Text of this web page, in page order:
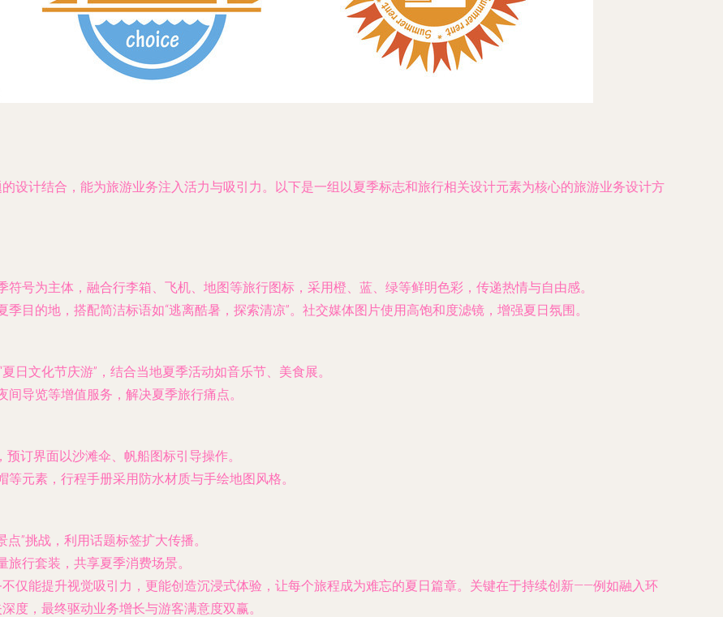
设计结合，能为旅游业务注入活力与吸引力。以下是一组以夏季标志和旅行相关设计元素为核心的旅游业务设计方
号为主体，融合行李箱、飞机、地图等旅行图标，采用橙、蓝、绿等鲜明色彩，传递热情与自由感。
目的地，搭配简洁标语如“逃离酷暑，探索清凉”。社交媒体图片使用高饱和度滤镜，增强夏日氛围。
日文化节庆游”，结合当地夏季活动如音乐节、美食展。
导览等增值服务，解决夏季旅行痛点。
订界面以沙滩伞、帆船图标引导操作。
元素，行程手册采用防水材质与手绘地图风格。
”挑战，利用话题标签扩大传播。
行套装，共享夏季消费场景。
仅能提升视觉吸引力，更能创造沉浸式体验，让每个旅程成为难忘的夏日篇章。关键在于持续创新——例如融入环
度，最终驱动业务增长与游客满意度双赢。